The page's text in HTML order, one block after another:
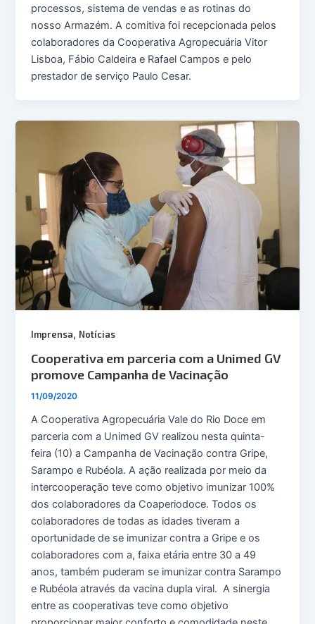
processos, sistema de vendas e as rotinas do
nosso Armazém. A comitiva foi recepcionada pelos
colaboradores da Cooperativa Agropecuária Vitor
Lisboa, Fábio Caldeira e Rafael Campos e pelo
prestador de serviço Paulo Cesar.
Imprensa, Notícias
Cooperativa em parceria com a Unimed GV
promove Campanha de Vacinação
11/09/2020
A Cooperativa Agropecuária Vale do Rio Doce em
parceria com a Unimed GV realizou nesta quinta-
feira (10) a Campanha de Vacinação contra Gripe,
Sarampo e Rubéola. A ação realizada por meio da
intercooperação teve como objetivo imunizar 100%
dos colaboradores da Coaperiodoce. Todos os
colaboradores de todas as idades tiveram a
oportunidade de se imunizar contra a Gripe e os
colaboradores com a, faixa etária entre 30 a 49
anos, também puderam se imunizar contra Sarampo
e Rubéola através da vacina dupla viral. A sinergia
entre as cooperativas teve como objetivo